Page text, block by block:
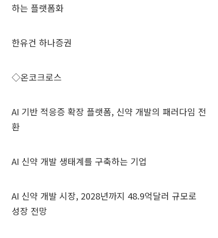
하는 플랫폼화
한유건 하나증권
◇온코크로스
AI 기반 적응증 확장 플랫폼, 신약 개발의 패러다임 전
환
AI 신약 개발 생태계를 구축하는 기업
AI 신약 개발 시장, 2028년까지 48.9억달러 규모로
성장 전망